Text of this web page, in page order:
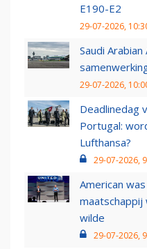
E190-E2
29-07-2026,
Saudi
29-07-2026,
Deadlinedag
Portugal:
Lufthansa?
29-07-2026,
American
maatschappij
wilde
29-07-2026,